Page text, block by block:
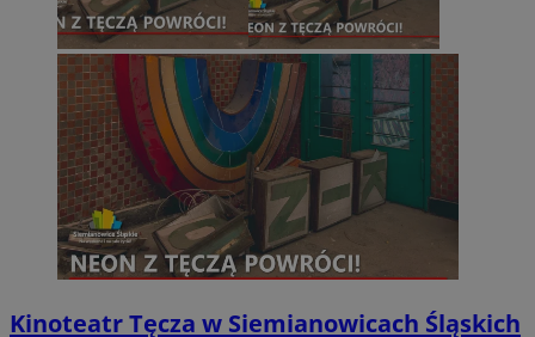
Kinoteatr Tęcza w Siemianowicach Śląskich